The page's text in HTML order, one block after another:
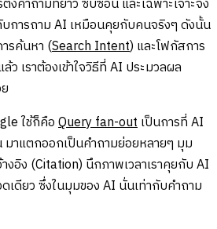
บการถาม AI เหมือนคุยกับคนจริงๆ ดังนั้น
ารค้นหา (Search Intent) และโฟกัสการ
ล้ว เราต้องเข้าใจวิธีที่ AI ประมวลผล
ใช้ก็คือQuery fan-outเป็นการที่ AI
มาแตกออกเป็นคำถามย่อยหลายๆ มุม
งอิง (Citation) นึกภาพเวลาเราคุยกับ AI
เดียว ซึ่งในมุมของ AI นั่นเท่ากับคำถาม